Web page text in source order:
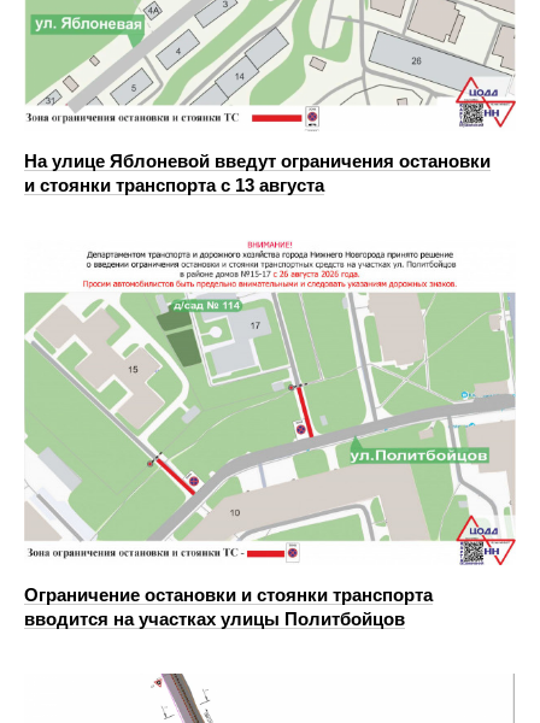
На улице Яблоневой введут ограничения остановки
и стоянки транспорта с 13 августа
Ограничение остановки и стоянки транспорта
вводится на участках улицы Политбойцов